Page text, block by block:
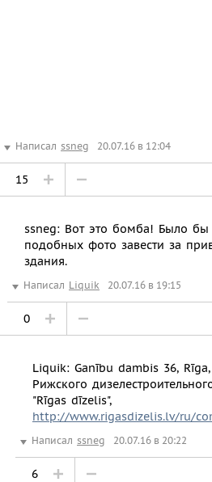
Написал ssneg 20.07.16 в 12:04
15
ssneg: Вот это бомба! Было бы
подобных фото завести за
здания.
Написал Liquik 20.07.16 в 19:15
0
Liquik: Ganību dambis 36,
Рижского
"Rīgas dīzelis",
http://www.rigasdizelis.lv/ru/
Написал ssneg 20.07.16 в 20:22
6